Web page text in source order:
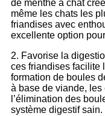
de menthe à chat
même les chats les
friandises avec
excellente option
2. Favorise la
ces friandises facilite
formation de boules
à base de viande,
l’élimination des
système digestif sain.